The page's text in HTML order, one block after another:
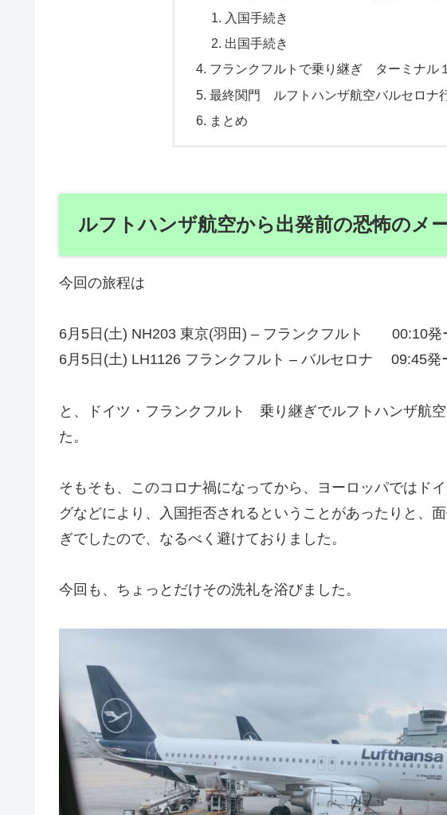
入国手続き
出国手続き
フランクフルトで乗り継ぎ ターミナ
最終関門 ルフトハンザ航空バルセロナ
まとめ
ルフトハンザ航空から出発前の恐怖のメ
今回の旅程は
6月5日(土) NH203 東京(羽田) – フランクフルト 00:10
6月5日(土) LH1126 フランクフルト – バルセロナ 09:45発
と、ドイツ・フランクフルト 乗り継ぎでルフトハンザ航
た。
そもそも、このコロナ禍になってから、ヨーロッパではド
グなどにより、入国拒否されるということがあったりと、
ぎでしたので、なるべく避けておりました。
今回も、ちょっとだけその洗礼を浴びました。